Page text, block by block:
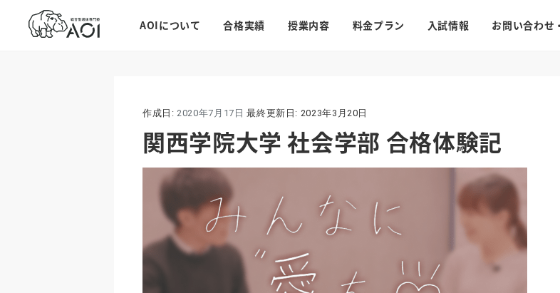
AOIについて 合格実績 授業内容 料金プラン 入試情報 お問い合わせ
作成日: 2020年7月17日最終更新日: 2023年3月20日
関西学院大学 社会学部 合格体験記